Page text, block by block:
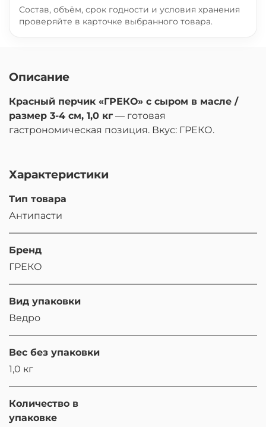
Состав, объём, срок годности и условия хранения
проверяйте в карточке выбранного товара.
Описание
Красный перчик «ГРЕКО» с сыром в масле /
размер 3-4 см, 1,0 кг — готовая
гастрономическая позиция. Вкус: ГРЕКО.
Характеристики
Тип товара
Антипасти
Бренд
ГРЕКО
Вид упаковки
Ведро
Вес без упаковки
1,0 кг
Количество в
упаковке